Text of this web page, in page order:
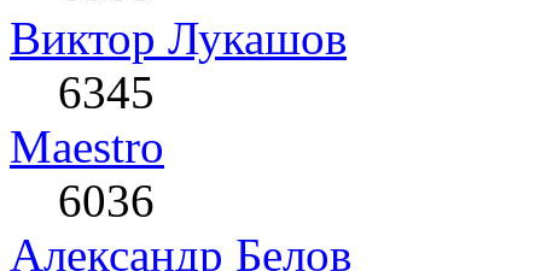
Виктор Лукашов
6345
Maestro
6036
Александр Белов